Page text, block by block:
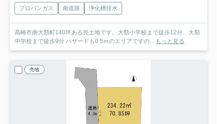
プロパンガス 南道路 浄化槽排水
高崎市南大類町140坪ある売土地です。大類小学校まで徒歩12分、大類
中学校まで徒歩9分 ハザードも0.5ｍのエリアですの...
もっと見る
売地